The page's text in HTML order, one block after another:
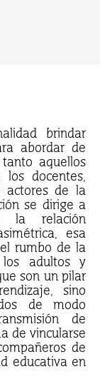
brindar
abordar de
aquellos
docentes,
actores de la
se dirige a
la relación
esa
rumbo de la
los adultos y
son un pilar
sino
de modo
de
de vincularse
de
educativa en